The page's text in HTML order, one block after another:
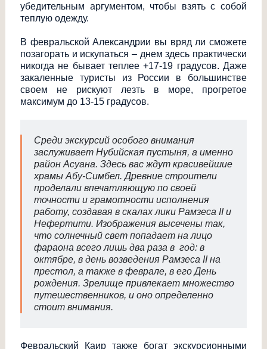
убедительным аргументом, чтобы взять с собой
теплую одежду.
В февральской Александрии вы вряд ли сможете
позагорать и искупаться – днем здесь практически
никогда не бывает теплее +17-19 градусов. Даже
закаленные туристы из России в большинстве
своем не рискуют лезть в море, прогретое
максимум до 13-15 градусов.
Среди экскурсий особого внимания
заслуживает Нубийская пустыня, а именно
район Асуана. Здесь вас ждут красивейшие
храмы Абу-Симбел. Древние строители
проделали впечатляющую по своей
точности и грамотности исполнения
работу, создавая в скалах лики Рамзеса II и
Нефертити. Изображения высечены так,
что солнечный свет попадает на лицо
фараона всего лишь два раза в год: в
октябре, в день возведения Рамзеса II на
престол, а также в феврале, в его День
рождения. Зрелище привлекает множество
путешественников, и оно определенно
стоит внимания.
Февральский Каир также богат экскурсионными